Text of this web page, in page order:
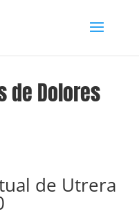
de Dolores
de Utrera